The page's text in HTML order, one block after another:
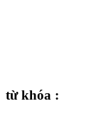
từ khóa :